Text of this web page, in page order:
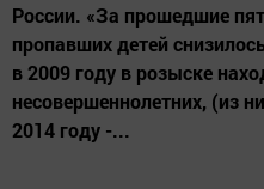
России. «За прошедшие
пропавших детей
в 2009 году в розыске
несовершеннолетних, (из
2014 году -...